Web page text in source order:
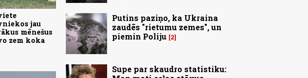
jau
mēnešus
zem koka
Putins paziņo, ka Ukraina
zaudēs "rietumu zemes", un
piemin Poliju 2
Supe par skaudro statistiku: